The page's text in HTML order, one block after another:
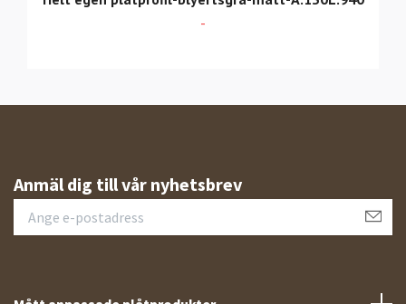
-
Anmäl dig till vår nyhetsbrev